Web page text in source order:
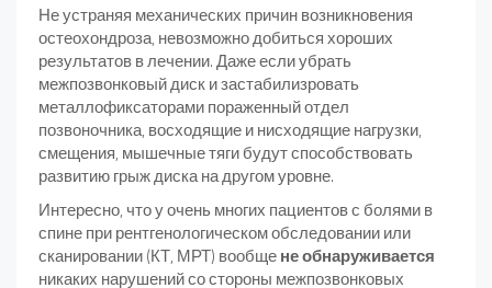
Не устраняя механических причин возникновения
остеохондроза, невозможно добиться хороших
результатов в лечении. Даже если убрать
межпозвонковый диск и застабилизровать
металлофиксаторами пораженный отдел
позвоночника, восходящие и нисходящие нагрузки,
смещения, мышечные тяги будут способствовать
развитию грыж диска на другом уровне.
Интересно, что у очень многих пациентов с болями в
спине при рентгенологическом обследовании или
сканировании (КТ, МРТ) вообщене обнаруживается
никаких нарушений со стороны межпозвонковых